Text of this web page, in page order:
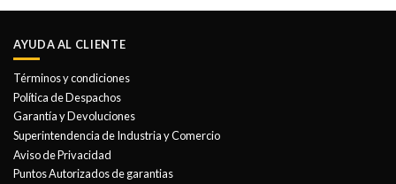
AYUDA AL CLIENTE
Términos y condiciones
Política de Despachos
Garantía y Devoluciones
Superintendencia de Industria y Comercio
Aviso de Privacidad
Puntos Autorizados de garantias